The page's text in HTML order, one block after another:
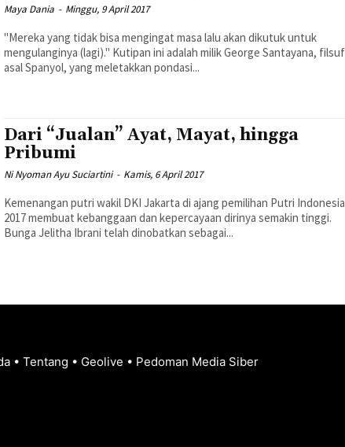
Maya Dania - Minggu, 9 April 2017
"Mereka yang tidak bisa mengingat masa lalu akan dikutuk untuk
mengulanginya (lagi)." Kutipan ini adalah milik George Santayana, filsuf
asal Spanyol, yang meletakkan pondasi...
Dari “Jualan” Ayat, Mayat, hingga
Pribumi
Ni Nyoman Ayu Suciartini - Kamis, 6 April 2017
Kemenangan putri wakil DKI Jakarta di ajang pemilihan Putri Indonesia
2017 membuat kebanggaan dan kepercayaan dirinya semakin tinggi.
Bunga Jelitha Ibrani telah dinobatkan sebagai...
• Tentang • Geolive • Pedoman Media Siber